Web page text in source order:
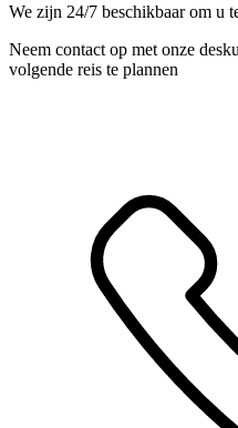
We zijn 24/7 beschikbaar om u
Neem contact op met onze
volgende reis te plannen